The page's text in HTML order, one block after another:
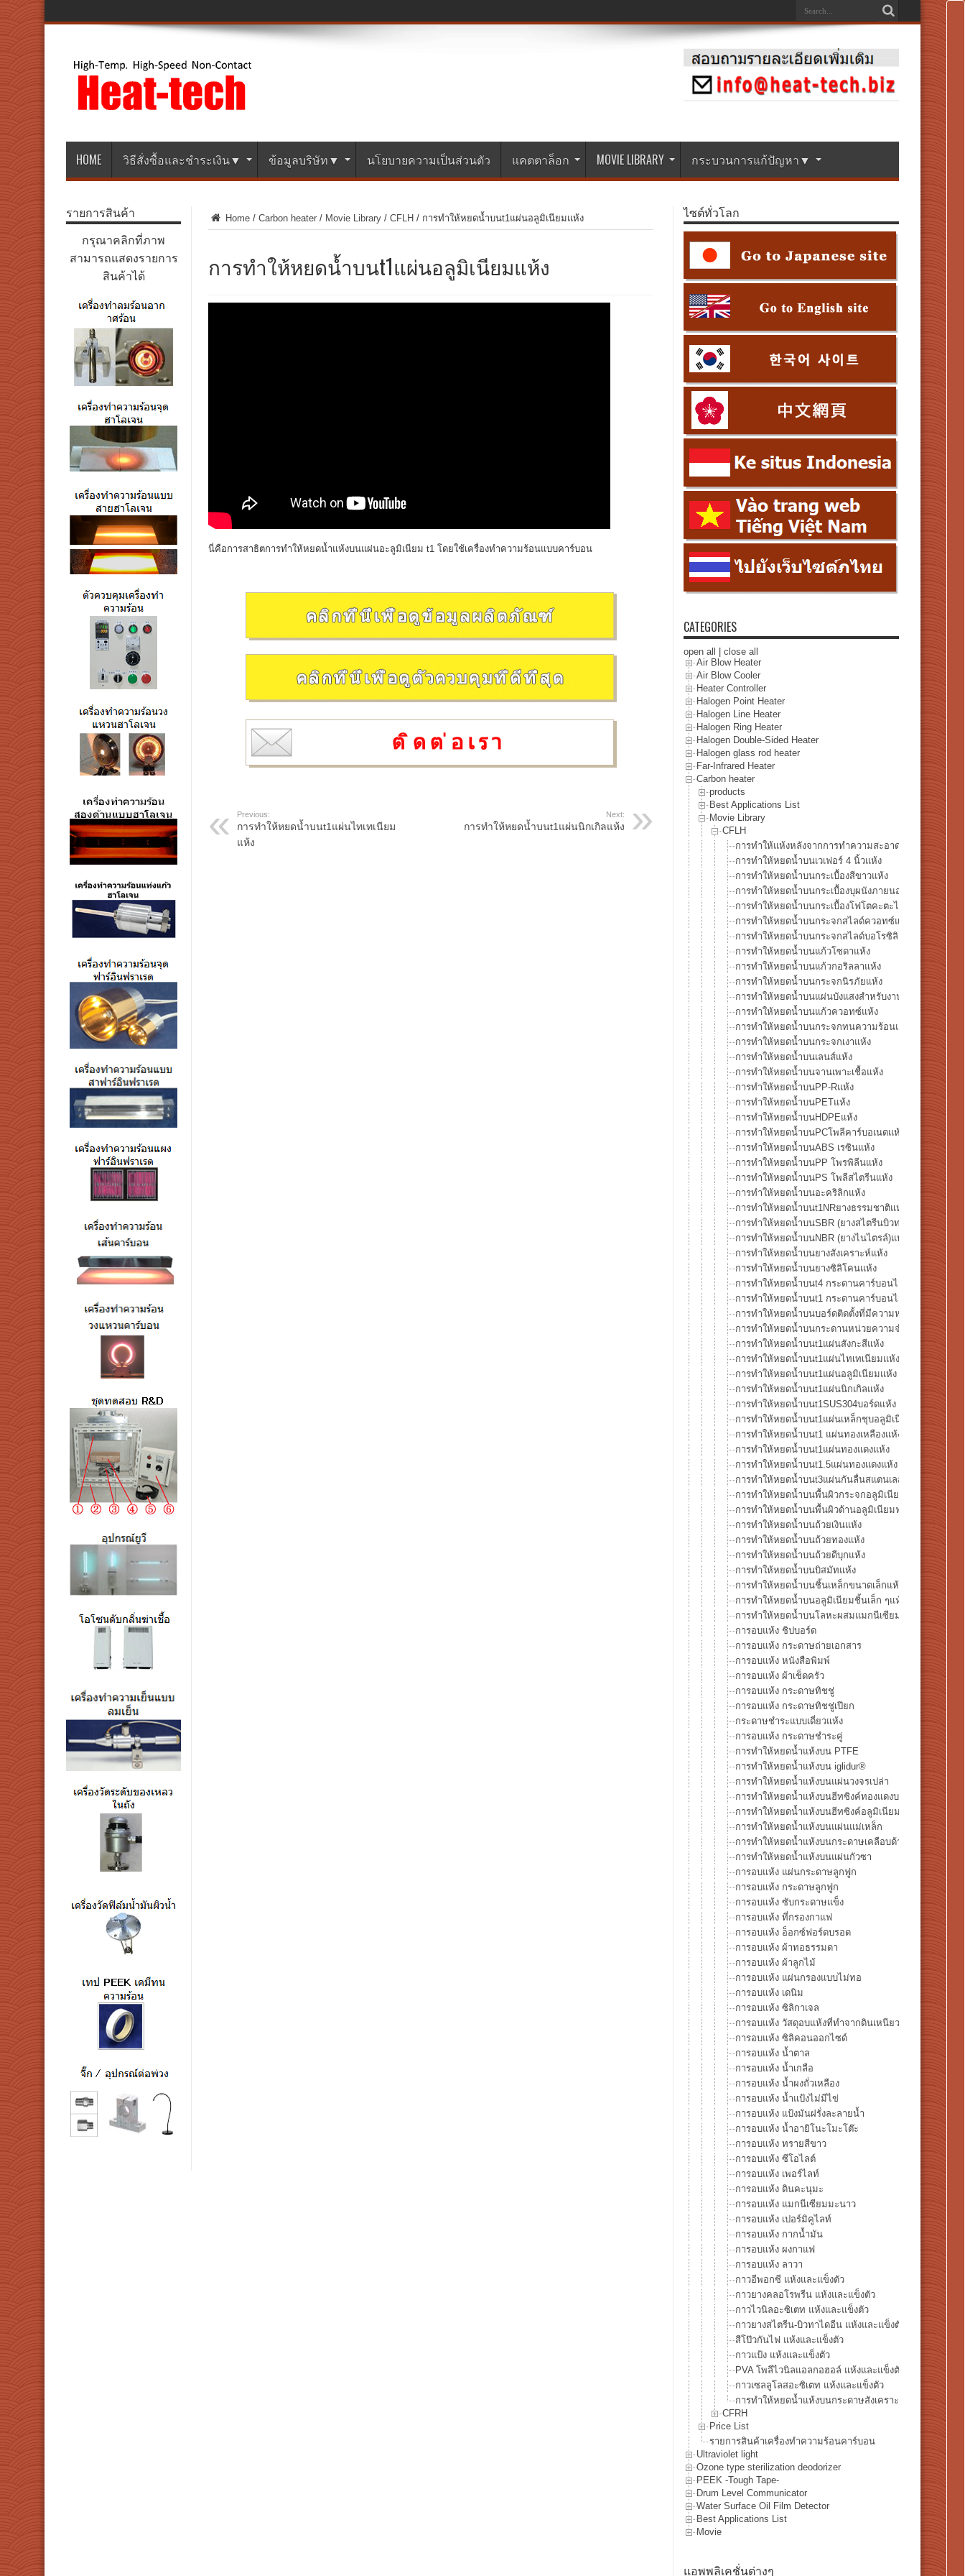
HOME วิธีสั่งซื้อและชำระเงิน▼ ข้อมูลบริษัท▼ นโยบายความเป็นส่วนตัว แคตตาล็อก MOVIE LIBRARY กระบวนการแก้ปัญหา▼
Home / Carbon heater / Movie Library / CFLH / การทำให้หยดน้ำบนt1แผ่นอลูมิเนียมแห้ง
การทำให้หยดน้ำบนt1แผ่นอลูมิเนียมแห้ง
นี่คือการสาธิตการทำให้หยดน้ำแห้งบนแผ่นอะลูมิเนียม t1 โดยใช้เครื่องทำความร้อนแบบคาร์บอน
Previous:
การทำให้หยดน้ำบนt1แผ่นไทเทเนียม
แห้ง
Next:
การทำให้หยดน้ำบนt1แผ่นนิกเกิลแห้ง
รายการสินค้า
กรุณาคลิกที่ภาพ
สามารถแสดงรายการ
สินค้าได้
ไซต์ทั่วโลก
CATEGORIES
open all
close all
Air Blow Heater
Air Blow Cooler
Heater Controller
Halogen Point Heater
Halogen Line Heater
Halogen Ring Heater
Halogen Double-Sided Heater
Halogen glass rod heater
Far-Infrared Heater
Carbon heater
products
Best Applications List
Movie Library
CFLH
การทำให้แห้งหลังจากการทำความสะอาดเวเฟอร์ซิลิคอน
การทำให้หยดน้ำบนเวเฟอร์ 4 นิ้วแห้ง
การทำให้หยดน้ำบนกระเบื้องสีขาวแห้ง
การทำให้หยดน้ำบนกระเบื้องบุผนังภายนอกแห้ง
การทำให้หยดน้ำบนกระเบื้องโฟโตคะตะไลติกแห้ง
การทำให้หยดน้ำบนกระจกสไลด์ควอทซ์แห้ง
การทำให้หยดน้ำบนกระจกสไลด์บอโรซิลิเกตแห้ง
การทำให้หยดน้ำบนแก้วโซดาแห้ง
การทำให้หยดน้ำบนแก้วกอริลลาแห้ง
การทำให้หยดน้ำบนกระจกนิรภัยแห้ง
การทำให้หยดน้ำบนแผ่นบังแสงสำหรับงานเชื่อมแห้ง
การทำให้หยดน้ำบนแก้วควอทซ์แห้ง
การทำให้หยดน้ำบนกระจกทนความร้อนแห้ง
การทำให้หยดน้ำบนกระจกเงาแห้ง
การทำให้หยดน้ำบนเลนส์แห้ง
การทำให้หยดน้ำบนจานเพาะเชื้อแห้ง
การทำให้หยดน้ำบนPP-Rแห้ง
การทำให้หยดน้ำบนPETแห้ง
การทำให้หยดน้ำบนHDPEแห้ง
การทำให้หยดน้ำบนPCโพลีคาร์บอเนตแห้ง
การทำให้หยดน้ำบนABS เรซินแห้ง
การทำให้หยดน้ำบนPP โพรพิลีนแห้ง
การทำให้หยดน้ำบนPS โพลีสไตรีนแห้ง
การทำให้หยดน้ำบนอะคริลิกแห้ง
การทำให้หยดน้ำบนt1NRยางธรรมชาติแห้ง
การทำให้หยดน้ำบนSBR (ยางสไตรีนบิวทาไดอีน)แห้ง
การทำให้หยดน้ำบนNBR (ยางไนไตรล์)แห้ง
การทำให้หยดน้ำบนยางสังเคราะห์แห้ง
การทำให้หยดน้ำบนยางซิลิโคนแห้ง
การทำให้หยดน้ำบนt4 กระดานคาร์บอนไฟเบอร์
การทำให้หยดน้ำบนt1 กระดานคาร์บอนไฟเบอร์
การทำให้หยดน้ำบนบอร์ดติดตั้งที่มีความหนาแน่นสูงแห้ง
การทำให้หยดน้ำบนกระดานหน่วยความจำแห้ง
การทำให้หยดน้ำบนt1แผ่นสังกะสีแห้ง
การทำให้หยดน้ำบนt1แผ่นไทเทเนียมแห้ง
การทำให้หยดน้ำบนt1แผ่นอลูมิเนียมแห้ง
การทำให้หยดน้ำบนt1แผ่นนิกเกิลแห้ง
การทำให้หยดน้ำบนt1SUS304บอร์ดแห้ง
การทำให้หยดน้ำบนt1แผ่นเหล็กชุบอลูมิเนียมแห้ง
การทำให้หยดน้ำบนt1 แผ่นทองเหลืองแห้ง
การทำให้หยดน้ำบนt1แผ่นทองแดงแห้ง
การทำให้หยดน้ำบนt1.5แผ่นทองแดงแห้ง
การทำให้หยดน้ำบนt3แผ่นกันลื่นสแตนเลสแห้ง
การทำให้หยดน้ำบนพื้นผิวกระจกอลูมิเนียมฟอยล์แห้ง
การทำให้หยดน้ำบนพื้นผิวด้านอลูมิเนียมฟอยล์แห้ง
การทำให้หยดน้ำบนถ้วยเงินแห้ง
การทำให้หยดน้ำบนถ้วยทองแห้ง
การทำให้หยดน้ำบนถ้วยดีบุกแห้ง
การทำให้หยดน้ำบนบิสมัทแห้ง
การทำให้หยดน้ำบนชิ้นเหล็กขนาดเล็กแห้ง
การทำให้หยดน้ำบนอลูมิเนียมชิ้นเล็ก ๆแห้ง
การทำให้หยดน้ำบนโลหะผสมแมกนีเซียม AZ31แห้ง
การอบแห้ง ชิปบอร์ด
การอบแห้ง กระดาษถ่ายเอกสาร
การอบแห้ง หนังสือพิมพ์
การอบแห้ง ผ้าเช็ดครัว
การอบแห้ง กระดาษทิชชู่
การอบแห้ง กระดาษทิชชู่เปียก
กระดาษชำระแบบเดี่ยวแห้ง
การอบแห้ง กระดาษชำระคู่
การทำให้หยดน้ำแห้งบน PTFE
การทำให้หยดน้ำแห้งบน iglidur®
การทำให้หยดน้ำแห้งบนแผ่นวงจรเปล่า
การทำให้หยดน้ำแห้งบนฮีทซิงค์ทองแดงบริสุทธิ์
การทำให้หยดน้ำแห้งบนฮีทซิงค์อลูมิเนียมดำ
การทำให้หยดน้ำแห้งบนแผ่นแม่เหล็ก
การทำให้หยดน้ำแห้งบนกระดาษเคลือบด้าน
การทำให้หยดน้ำแห้งบนแผ่นกัวซา
การอบแห้ง แผ่นกระดาษลูกฟูก
การอบแห้ง กระดาษลูกฟูก
การอบแห้ง ซับกระดาษแข็ง
การอบแห้ง ที่กรองกาแฟ
การอบแห้ง อ็อกซ์ฟอร์ดบรอด
การอบแห้ง ผ้าทอธรรมดา
การอบแห้ง ผ้าลูกไม้
การอบแห้ง แผ่นกรองแบบไม่ทอ
การอบแห้ง เดนิม
การอบแห้ง ซิลิกาเจล
การอบแห้ง วัสดุอบแห้งที่ทำจากดินเหนียว
การอบแห้ง ซิลิคอนออกไซด์
การอบแห้ง น้ำตาล
การอบแห้ง น้ำเกลือ
การอบแห้ง น้ำผงถั่วเหลือง
การอบแห้ง น้ำแป้งไม่มีไข่
การอบแห้ง แป้งมันฝรั่งละลายน้ำ
การอบแห้ง น้ำอายิโนะโมะโต๊ะ
การอบแห้ง ทรายสีขาว
การอบแห้ง ซีโอไลต์
การอบแห้ง เพอร์ไลท์
การอบแห้ง ดินคะนุมะ
การอบแห้ง แมกนีเซียมมะนาว
การอบแห้ง เปอร์มิคูไลท์
การอบแห้ง กากน้ำมัน
การอบแห้ง ผงกาแฟ
การอบแห้ง ลาวา
กาวอีพอกซี แห้งและแข็งตัว
กาวยางคลอโรพรีน แห้งและแข็งตัว
กาวไวนิลอะซิเตท แห้งและแข็งตัว
กาวยางสไตรีน-บิวทาไดอีน แห้งและแข็งตัว
สีโป๊วกันไฟ แห้งและแข็งตัว
กาวแป้ง แห้งและแข็งตัว
PVA โพลีไวนิลแอลกอฮอล์ แห้งและแข็งตัว
กาวเซลลูโลสอะซิเตท แห้งและแข็งตัว
การทำให้หยดน้ำแห้งบนกระดาษสังเคราะห์ YUPO®
CFRH
Price List
รายการสินค้าเครื่องทำความร้อนคาร์บอน
Ultraviolet light
Ozone type sterilization deodorizer
PEEK -Tough Tape-
Drum Level Communicator
Water Surface Oil Film Detector
Best Applications List
Movie
แอพพลิเคชั่นต่างๆ